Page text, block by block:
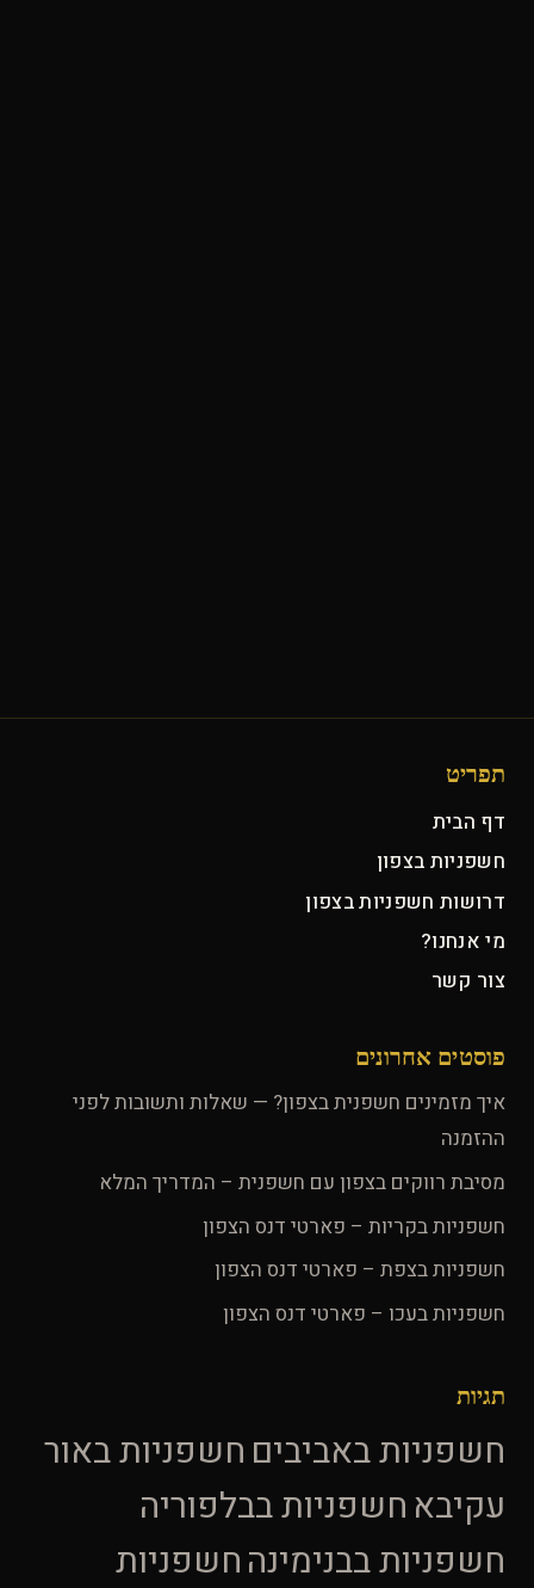
תפריט
דף הבית
חשפניות בצפון
דרושות חשפניות בצפון
מי אנחנו?
צור קשר
פוסטים אחרונים
איך מזמינים חשפנית בצפון? — שאלות ותשובות לפני
ההזמנה
מסיבת רווקים בצפון עם חשפנית – המדריך המלא
חשפניות בקריות – פארטי דנס הצפון
חשפניות בצפת – פארטי דנס הצפון
חשפניות בעכו – פארטי דנס הצפון
תגיות
חשפניות באביבים חשפניות באור
עקיבאחשפניות בבלפוריה
חשפניות בבנימינהחשפניות